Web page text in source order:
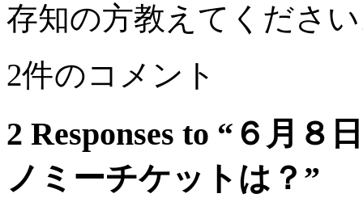
存知の方教えてくださ
2件のコメント
2 Responses to “６月８
ノミーチケットは？”